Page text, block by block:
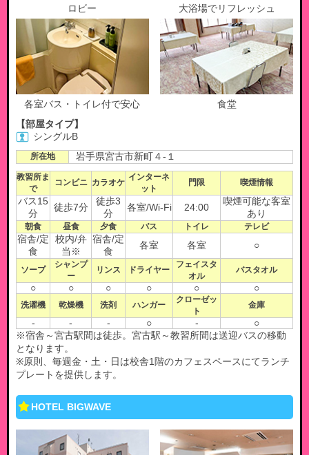
ロビー 大浴場でリフレッシュ
各室バス・トイレ付で安心
食堂
【部屋タイプ】
シングルB
所在地 岩手県宮古市新町４-１
教習所ま
で
コンビニ カラオケ
インターネ
ット
門限 喫煙情報
バス15
分
徒歩7分
徒歩3
分
各室/Wi-Fi 24:00
喫煙可能な客室
あり
朝食 昼食 夕食 バス トイレ テレビ
宿舎/定
食
校内/弁
当※
宿舎/定
食
各室 各室 ○
ソープ
シャンプ
ー
リンス ドライヤー
フェイスタ
オル
バスタオル
○ ○ ○ ○ ○ ○
洗濯機 乾燥機 洗剤 ハンガー
クローゼッ
ト
金庫
- - - ○ -
○
※宿舎～宮古駅間は徒歩。宮古駅～教習所間は送迎バスの移動
となります。
※原則、毎週金・土・日は校舎1階のカフェスペースにてランチ
プレートを提供します。
HOTEL BIGWAVE